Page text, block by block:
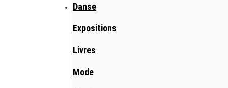
Danse
Expositions
Livres
Mode